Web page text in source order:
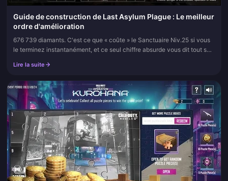
Guide de construction de Last Asylum Plague : Le meilleur
ordre d'amélioration
676 739 diamants. C'est ce que « coûte » le Sanctuaire Niv.25 si vous
le terminez instantanément, et ce seul chiffre absurde vous dit tout sur
Lire la suite